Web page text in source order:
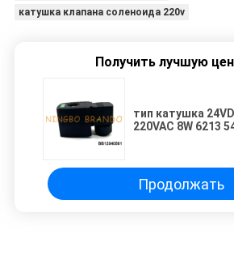
катушка клапана соленоида 220v
Получить лучшую
тип катушка
220VAC 8W 6213
Продолжать